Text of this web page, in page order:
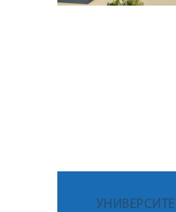
УНИВЕРСИТЕТ